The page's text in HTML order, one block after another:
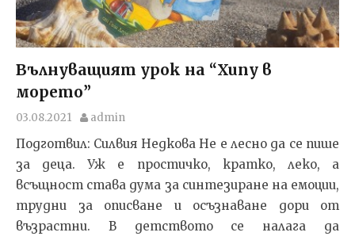
Вълнуващият урок на “Хипу в
морето”
03.08.2021 admin
Подготвил: Силвия Недкова Не е лесно да се пише
за деца. Уж е простичко, кратко, леко, а
всъщност става дума за синтезиране на емоции,
трудни за описване и осъзнаване дори от
възрастни. В детството се налага да